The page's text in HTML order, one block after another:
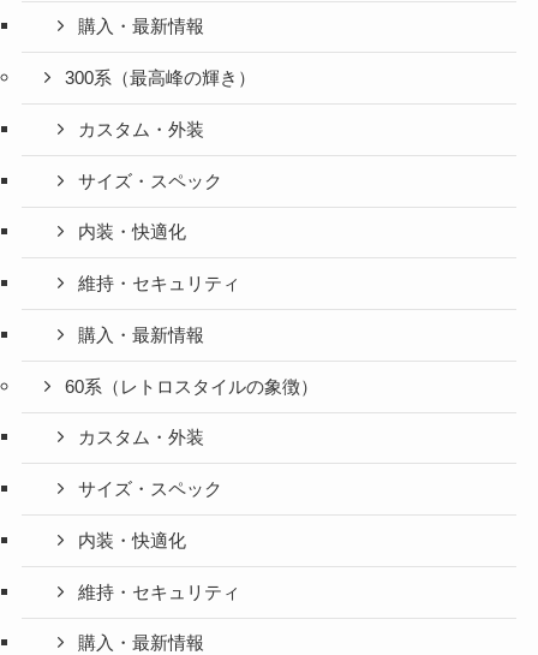
購入・最新情報
300系（最高峰の輝き）
カスタム・外装
サイズ・スペック
内装・快適化
維持・セキュリティ
購入・最新情報
60系（レトロスタイルの象徴）
カスタム・外装
サイズ・スペック
内装・快適化
維持・セキュリティ
購入・最新情報